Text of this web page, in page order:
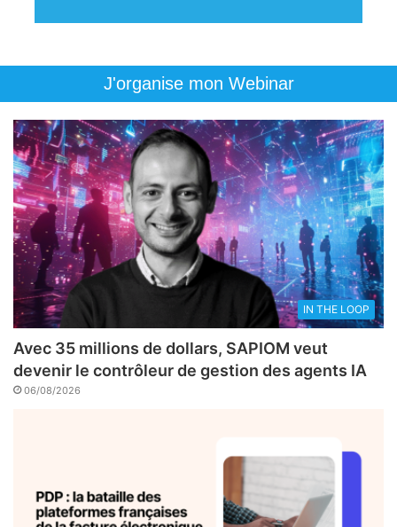
J'organise mon Webinar
IN THE LOOP
Avec 35 millions de dollars, SAPIOM veut
devenir le contrôleur de gestion des agents IA
06/08/2026